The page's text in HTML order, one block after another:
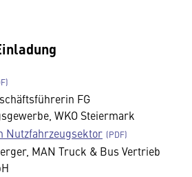
FG
WKO Steiermark
Nutzfahrzeugsektor
MAN Truck & Bus Vertrieb